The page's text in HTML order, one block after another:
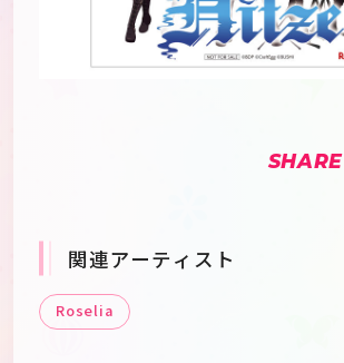
SHARE
関連アーティスト
Roselia